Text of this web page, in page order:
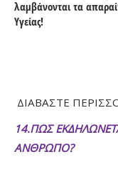
λαμβάνονται τα
Υγείας!
ΔΙΑΒΑΣΤΕ
14.ΠΩΣ
ΑΝΘΡΩΠΟ?